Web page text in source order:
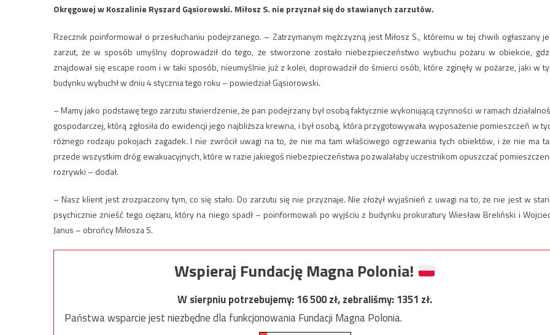
Okręgowej w Koszalinie Ryszard Gąsiorowski. Miłosz S. nie przyznał się do stawianych zarzutów.
Rzecznik poinformował o przesłuchaniu podejrzanego. – Zatrzymanym mężczyzną jest Miłosz S., któremu w tej chwili ogłaszany
zarzut, że w sposób umyślny doprowadził do tego, że stworzone zostało niebezpieczeństwo wybuchu pożaru w obiekcie,
znajdował się escape room i w taki sposób, nieumyślnie już z kolei, doprowadził do śmierci osób, które zginęły w pożarze, jaki w
budynku wybuchł w dniu 4 stycznia tego roku – powiedział Gąsiorowski.
– Mamy jako podstawę tego zarzutu stwierdzenie, że pan podejrzany był osobą faktycznie wykonującą czynności w ramach
gospodarczej, którą zgłosiła do ewidencji jego najbliższa krewna, i był osobą, która przygotowywała wyposażenie pomieszczeń w
różnego rodzaju pokojach zagadek. I nie zwrócił uwagi na to, że nie ma tam właściwego ogrzewania tych obiektów, i że nie ma
przede wszystkim dróg ewakuacyjnych, które w razie jakiegoś niebezpieczeństwa pozwalałaby uczestnikom opuszczać
rozrywki – dodał.
– Nasz klient jest zrozpaczony tym, co się stało. Do zarzutu się nie przyznaje. Nie złożył wyjaśnień z uwagi na to, że nie jest w
psychicznie znieść tego ciężaru, który na niego spadł – poinformowali po wyjściu z budynku prokuratury Wiesław Breliński i
Janus – obrońcy Miłosza S.
Wspieraj Fundację Magna Polonia!
W sierpniu potrzebujemy:16 500zł, zebraliśmy:1351 zł.
Państwa wsparcie jest niezbędne dla funkcjonowania Fundacji Magna Polonia.